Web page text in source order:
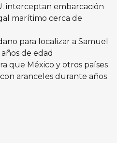
interceptan embarcación
marítimo cerca de
para localizar a Samuel
de edad
que México y otros países
aranceles durante años